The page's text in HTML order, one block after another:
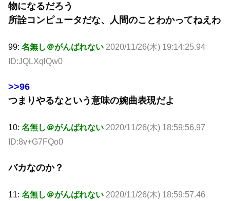
物になるだろう
所詮コンピュータだな、人間のことわかってねえわ
99: 名無し＠がんばれない 2020/11/26(木) 19:14:25.94
ID:JQLXqlQw0
>>96
つまりやるなという意味の婉曲表現だよ
10: 名無し＠がんばれない 2020/11/26(木) 18:59:56.97
ID:8v+G7FQo0
バカなのか？
11: 名無し＠がんばれない 2020/11/26(木) 18:59:57.46